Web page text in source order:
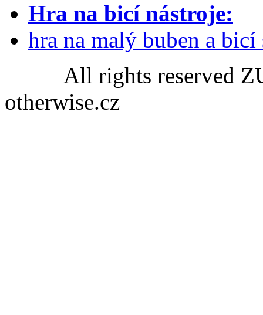
Hra na bicí nástroje:
hra na malý buben a bicí
All rights reserved
otherwise.cz